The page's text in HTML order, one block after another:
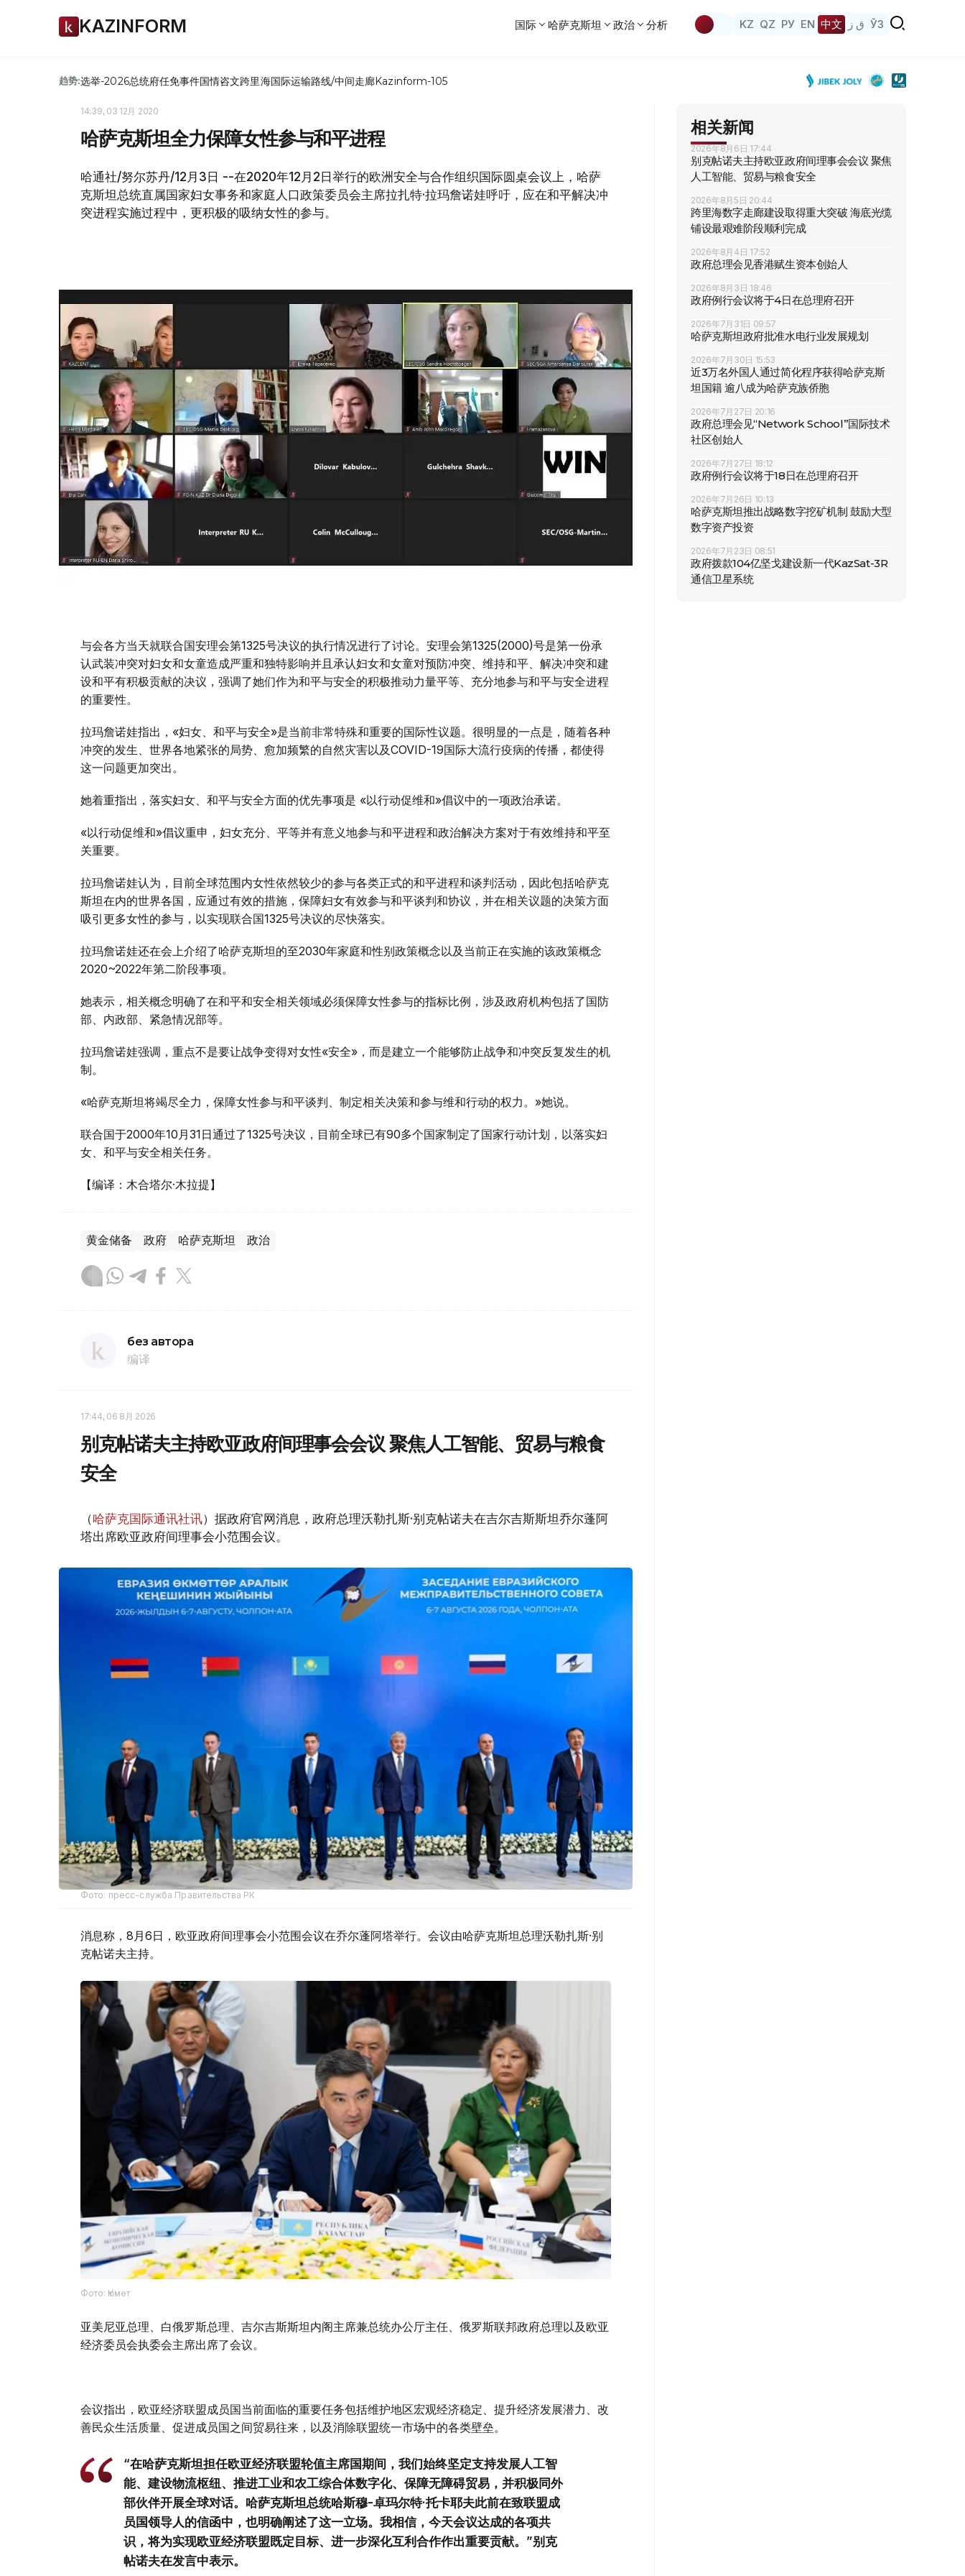
KAZINFORM 国际 哈萨克斯坦 政治 分析 KZ QZ РУ EN 中文 ق ز ЎЗ
趋势:选举-2026总统府任免事件国情咨文跨里海国际运输路线/中间走廊Kazinform-105
14:39, 03 12月 2020
哈萨克斯坦全力保障女性参与和平进程
哈通社/努尔苏丹/12月3日 --在2020年12月2日举行的欧洲安全与合作组织国际圆桌会议上，哈萨
克斯坦总统直属国家妇女事务和家庭人口政策委员会主席拉扎特·拉玛詹诺娃呼吁，应在和平解决冲
突进程实施过程中，更积极的吸纳女性的参与。
与会各方当天就联合国安理会第1325号决议的执行情况进行了讨论。安理会第1325(2000)号是第一份承
认武装冲突对妇女和女童造成严重和独特影响并且承认妇女和女童对预防冲突、维持和平、解决冲突和建
设和平有积极贡献的决议，强调了她们作为和平与安全的积极推动力量平等、充分地参与和平与安全进程
的重要性。
拉玛詹诺娃指出，«妇女、和平与安全»是当前非常特殊和重要的国际性议题。很明显的一点是，随着各种
冲突的发生、世界各地紧张的局势、愈加频繁的自然灾害以及COVID-19国际大流行疫病的传播，都使得
这一问题更加突出。
她着重指出，落实妇女、和平与安全方面的优先事项是 «以行动促维和»倡议中的一项政治承诺。
«以行动促维和»倡议重申，妇女充分、平等并有意义地参与和平进程和政治解决方案对于有效维持和平至
关重要。
拉玛詹诺娃认为，目前全球范围内女性依然较少的参与各类正式的和平进程和谈判活动，因此包括哈萨克
斯坦在内的世界各国，应通过有效的措施，保障妇女有效参与和平谈判和协议，并在相关议题的决策方面
吸引更多女性的参与，以实现联合国1325号决议的尽快落实。
拉玛詹诺娃还在会上介绍了哈萨克斯坦的至2030年家庭和性别政策概念以及当前正在实施的该政策概念
2020~2022年第二阶段事项。
她表示，相关概念明确了在和平和安全相关领域必须保障女性参与的指标比例，涉及政府机构包括了国防
部、内政部、紧急情况部等。
拉玛詹诺娃强调，重点不是要让战争变得对女性«安全»，而是建立一个能够防止战争和冲突反复发生的机
制。
«哈萨克斯坦将竭尽全力，保障女性参与和平谈判、制定相关决策和参与维和行动的权力。»她说。
联合国于2000年10月31日通过了1325号决议，目前全球已有90多个国家制定了国家行动计划，以落实妇
女、和平与安全相关任务。
【编译：木合塔尔·木拉提】
黄金储备 政府 哈萨克斯坦 政治
без автора
编译
17:44, 06 8月 2026
别克帖诺夫主持欧亚政府间理事会会议 聚焦人工智能、贸易与粮食
安全
（哈萨克国际通讯社讯）据政府官网消息，政府总理沃勒扎斯·别克帖诺夫在吉尔吉斯斯坦乔尔蓬阿
塔出席欧亚政府间理事会小范围会议。
Фото: пресс-служба Правительства РК
消息称，8月6日，欧亚政府间理事会小范围会议在乔尔蓬阿塔举行。会议由哈萨克斯坦总理沃勒扎斯·别
克帖诺夫主持。
Фото: Үкімет
亚美尼亚总理、白俄罗斯总理、吉尔吉斯斯坦内阁主席兼总统办公厅主任、俄罗斯联邦政府总理以及欧亚
经济委员会执委会主席出席了会议。
会议指出，欧亚经济联盟成员国当前面临的重要任务包括维护地区宏观经济稳定、提升经济发展潜力、改
善民众生活质量、促进成员国之间贸易往来，以及消除联盟统一市场中的各类壁垒。
“在哈萨克斯坦担任欧亚经济联盟轮值主席国期间，我们始终坚定支持发展人工智
能、建设物流枢纽、推进工业和农工综合体数字化、保障无障碍贸易，并积极同外
部伙伴开展全球对话。哈萨克斯坦总统哈斯穆-卓玛尔特·托卡耶夫此前在致联盟成
员国领导人的信函中，也明确阐述了这一立场。我相信，今天会议达成的各项共
识，将为实现欧亚经济联盟既定目标、进一步深化互利合作作出重要贡献。”别克
帖诺夫在发言中表示。
相关新闻
2026年8月6日 17:44
别克帖诺夫主持欧亚政府间理事会会议 聚焦
人工智能、贸易与粮食安全
2026年8月5日 20:44
跨里海数字走廊建设取得重大突破 海底光缆
铺设最艰难阶段顺利完成
2026年8月4日 17:52
政府总理会见香港赋生资本创始人
2026年8月3日 18:46
政府例行会议将于4日在总理府召开
2026年7月31日 09:57
哈萨克斯坦政府批准水电行业发展规划
2026年7月30日 15:53
近3万名外国人通过简化程序获得哈萨克斯
坦国籍 逾八成为哈萨克族侨胞
2026年7月27日 20:16
政府总理会见“Network School”国际技术
社区创始人
2026年7月27日 18:12
政府例行会议将于18日在总理府召开
2026年7月26日 10:13
哈萨克斯坦推出战略数字挖矿机制 鼓励大型
数字资产投资
2026年7月23日 08:51
政府拨款104亿坚戈建设新一代KazSat-3R
通信卫星系统